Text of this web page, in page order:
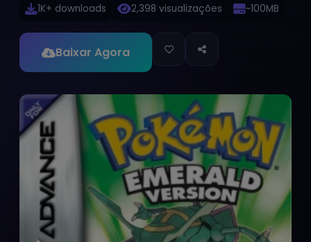
1K+ downloads 2,398 visualizações ~100MB
Baixar Agora